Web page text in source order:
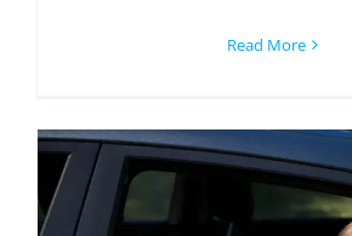
Read More